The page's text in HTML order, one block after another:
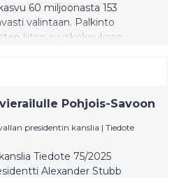
60 miljoonasta 153
valintaan. Palkinto
liiton syyskokouksen
Pohjois-Savoon
presidentin kanslia | Tiedote
Tiedote 75/2025
Alexander Stubb